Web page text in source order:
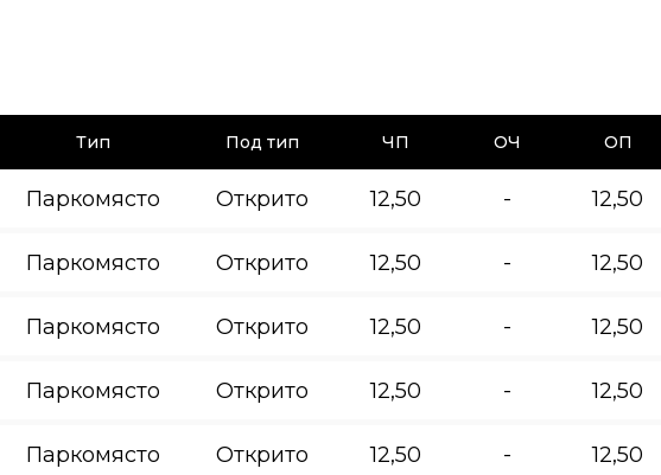
Тип Под тип ЧП ОЧ ОП
Паркомясто Открито 12,50 - 12,50
Паркомясто Открито 12,50 - 12,50
Паркомясто Открито 12,50 - 12,50
Паркомясто Открито 12,50 - 12,50
Паркомясто Открито 12,50 - 12,50